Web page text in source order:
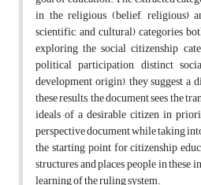
in the religious (belief, religious)
scientific, and cultural) categories
exploring the social citizenship
political participation, distinct
development origin), they suggest a
these results, the document sees the
ideals of a desirable citizen in
perspective document while taking
the starting point for citizenship
structures and places people in